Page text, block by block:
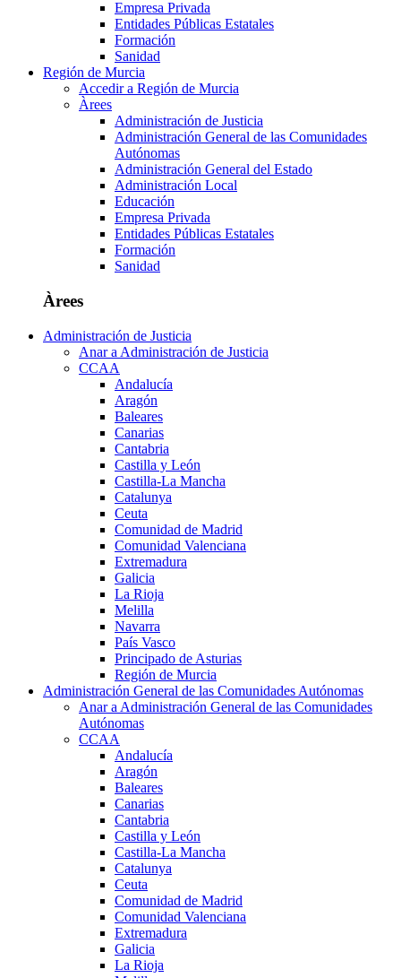
Empresa Privada
Entidades Públicas Estatales
Formación
Sanidad
Región de Murcia
Accedir a Región de Murcia
Àrees
Administración de Justicia
Administración General de las Comunidades
Autónomas
Administración General del Estado
Administración Local
Educación
Empresa Privada
Entidades Públicas Estatales
Formación
Sanidad
Àrees
Administración de Justicia
Anar a Administración de Justicia
CCAA
Andalucía
Aragón
Baleares
Canarias
Cantabria
Castilla y León
Castilla-La Mancha
Catalunya
Ceuta
Comunidad de Madrid
Comunidad Valenciana
Extremadura
Galicia
La Rioja
Melilla
Navarra
País Vasco
Principado de Asturias
Región de Murcia
Administración General de las Comunidades Autónomas
Anar a Administración General de las Comunidades
Autónomas
CCAA
Andalucía
Aragón
Baleares
Canarias
Cantabria
Castilla y León
Castilla-La Mancha
Catalunya
Ceuta
Comunidad de Madrid
Comunidad Valenciana
Extremadura
Galicia
La Rioja